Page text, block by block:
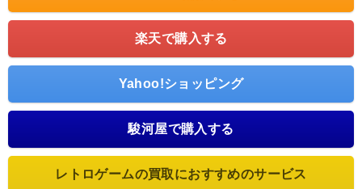
楽天で購入する
Yahoo!ショッピング
駿河屋で購入する
レトロゲームの買取におすすめのサービス